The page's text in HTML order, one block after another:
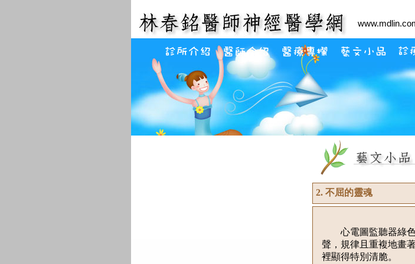
2. 不屈的靈魂
心電圖監聽器綠色
聲，規律且重複地
裡顯得特別清脆。